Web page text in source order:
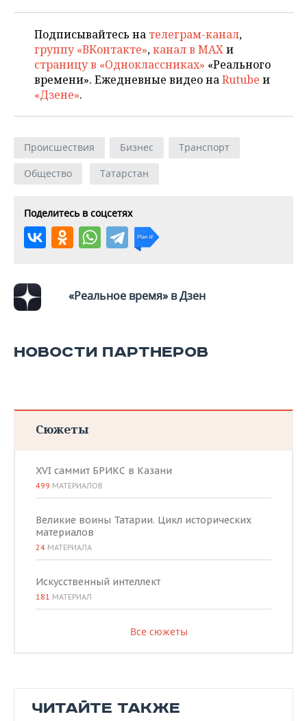
Подписывайтесь на телеграм-канал,
группу «ВКонтакте»,канал в MAXи
страницу в «Одноклассниках» «Реального
времени». Ежедневные видео наRutube и
«Дзене».
Происшествия Бизнес
Транспорт
Общество
Татарстан
Поделитесь в соцсетях
«Реальное время» в Дзен
НОВОСТИ ПАРТНЕРОВ
Сюжеты
XVI саммит БРИКС в Казани
499 МАТЕРИАЛОВ
Великие воины Татарии. Цикл исторических
материалов
24 МАТЕРИАЛА
Искусственный интеллект
181 МАТЕРИАЛ
Все сюжеты
ЧИТАЙТЕ ТАКЖЕ